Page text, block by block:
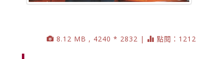
8.12 MB , 4240 * 2832 | 點閱：1212